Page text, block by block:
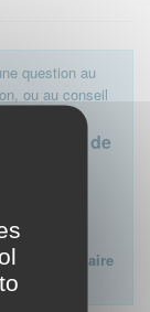
question au
ou au conseil
de
médecin
disciplinaire